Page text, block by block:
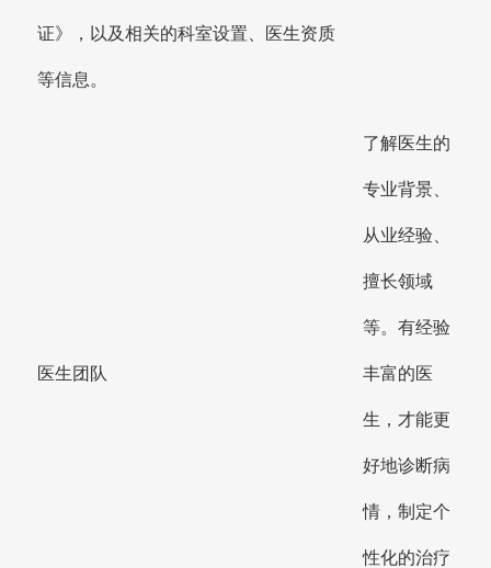
证》，以及相关的科室设置、医生资质
等信息。
医生团队
了解医生的
专业背景、
从业经验、
擅长领域
等。有经验
丰富的医
生，才能更
好地诊断病
情，制定个
性化的治疗